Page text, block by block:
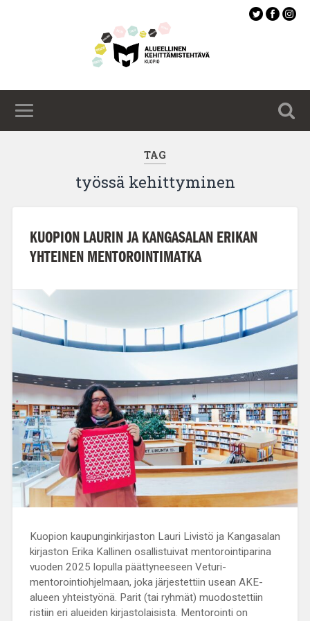
TAG
työssä kehittyminen
KUOPION LAURIN JA KANGASALAN ERIKAN
YHTEINEN MENTOROINTIMATKA
Kuopion kaupunginkirjaston Lauri Livistö ja Kangasalan
kirjaston Erika Kallinen osallistuivat mentorointiparina
vuoden 2025 lopulla päättyneeseen Veturi-
mentorointiohjelmaan, joka järjestettiin usean AKE-
alueen yhteistyönä. Parit (tai ryhmät) muodostettiin
ristiin eri alueiden kirjastolaisista. Mentorointi on